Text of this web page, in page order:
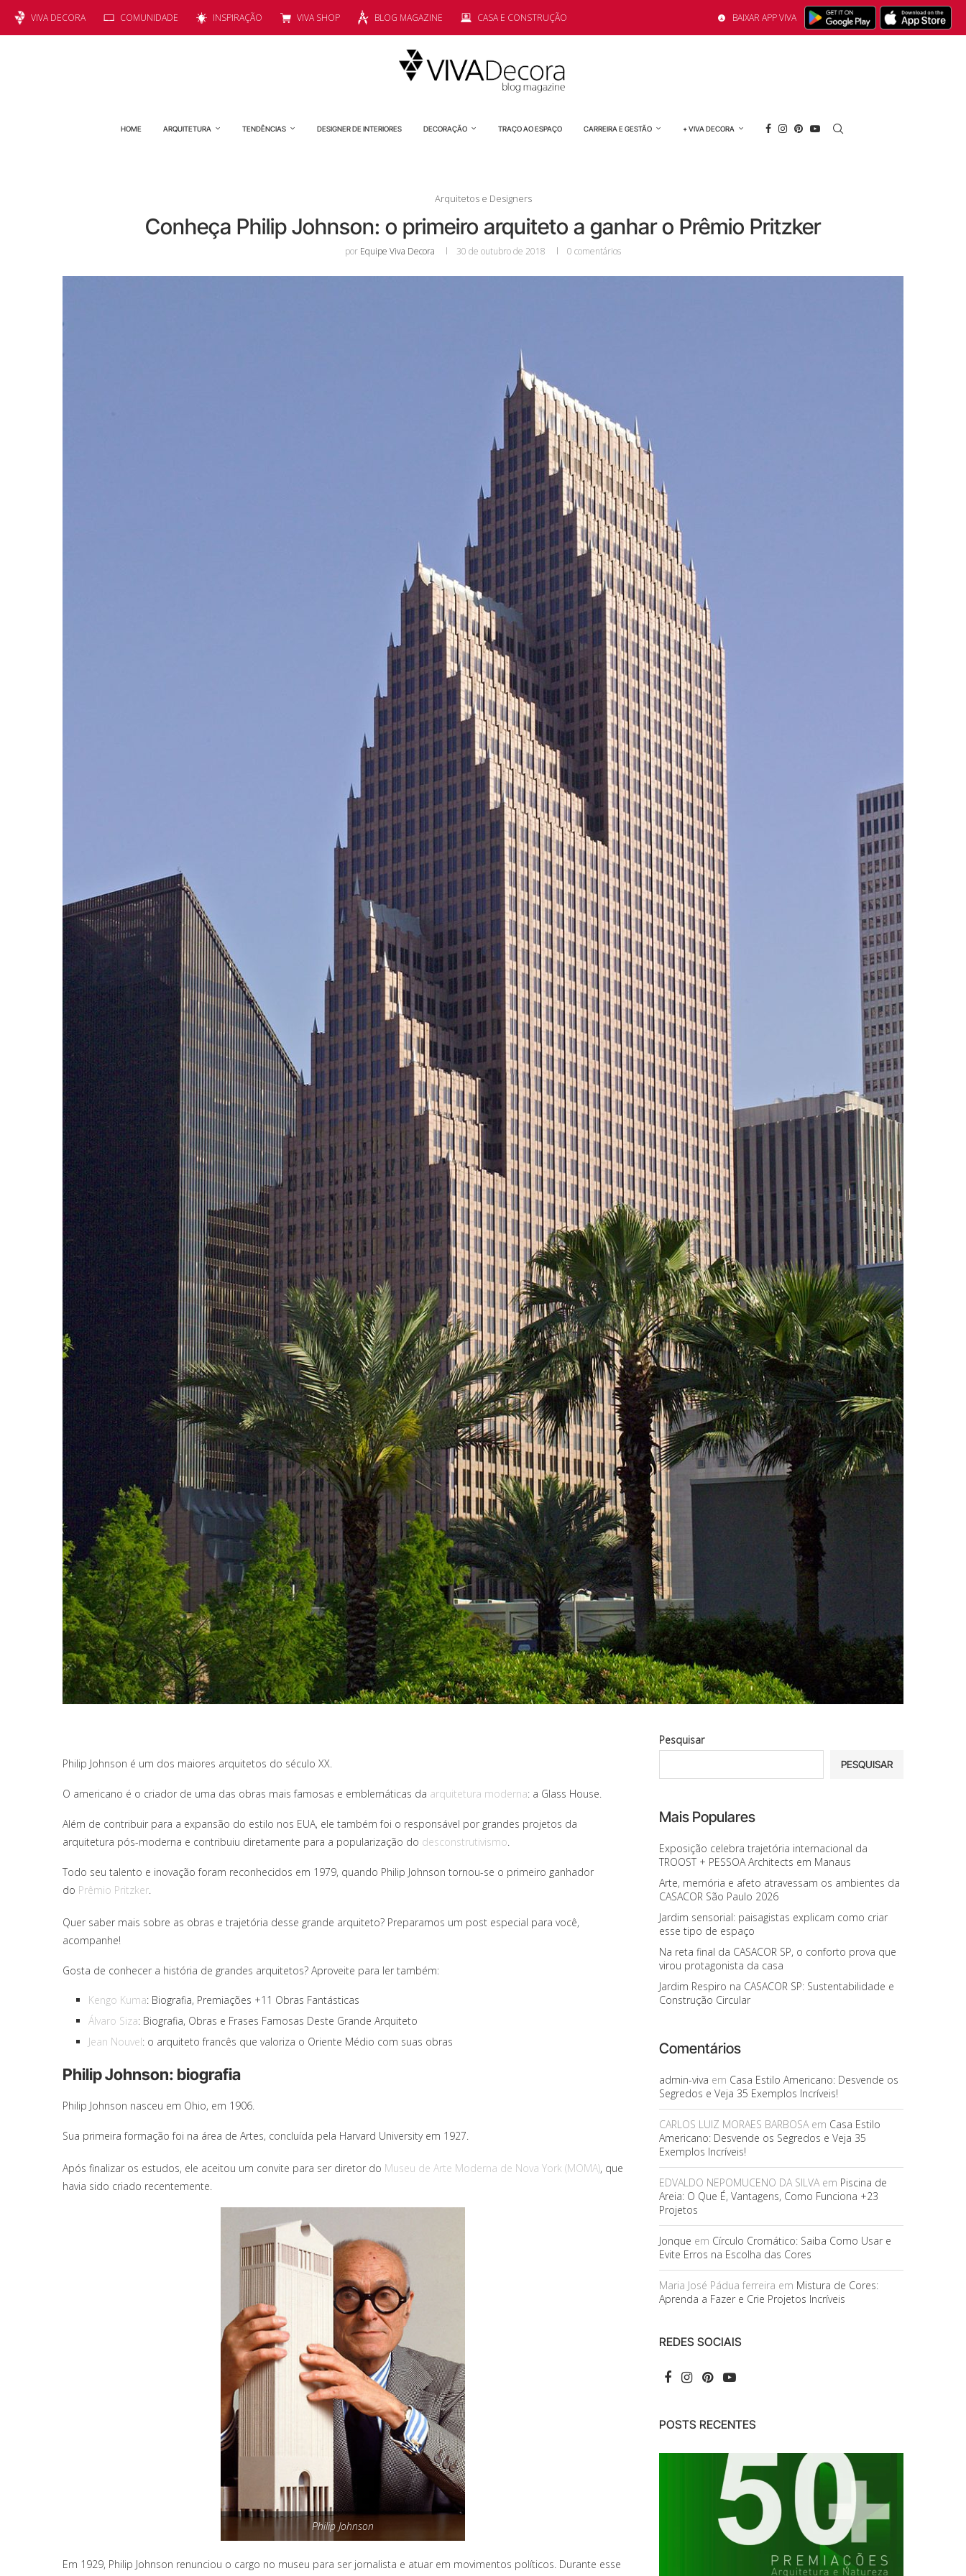
VIVA DECORA COMUNIDADE INSPIRAÇÃO VIVA SHOP BLOG MAGAZINE CASA E CONSTRUÇÃO BAIXAR APP VIVA
HOME ARQUITETURA TENDÊNCIAS DESIGNER DE INTERIORES DECORAÇÃO TRAÇO AO ESPAÇO CARREIRA E GESTÃO + VIVA DECORA
Arquitetos e Designers
Conheça Philip Johnson: o primeiro arquiteto a ganhar o Prêmio Pritzker
por Equipe Viva Decora 30 de outubro de 2018 0 comentários
Philip Johnson é um dos maiores arquitetos do século XX.
O americano é o criador de uma das obras mais famosas e emblemáticas da arquitetura moderna: a Glass House.
Além de contribuir para a expansão do estilo nos EUA, ele também foi o responsável por grandes projetos da
arquitetura pós-moderna e contribuiu diretamente para a popularização do desconstrutivismo.
Todo seu talento e inovação foram reconhecidos em 1979, quando Philip Johnson tornou-se o primeiro ganhador
do Prêmio Pritzker.
Quer saber mais sobre as obras e trajetória desse grande arquiteto? Preparamos um post especial para você,
acompanhe!
Gosta de conhecer a história de grandes arquitetos? Aproveite para ler também:
Kengo Kuma: Biografia, Premiações +11 Obras Fantásticas
Álvaro Siza: Biografia, Obras e Frases Famosas Deste Grande Arquiteto
Jean Nouvel: o arquiteto francês que valoriza o Oriente Médio com suas obras
Philip Johnson: biografia
Philip Johnson nasceu em Ohio, em 1906.
Sua primeira formação foi na área de Artes, concluída pela Harvard University em 1927.
Após finalizar os estudos, ele aceitou um convite para ser diretor do Museu de Arte Moderna de Nova York (MOMA), que
havia sido criado recentemente.
Philip Johnson
Em 1929, Philip Johnson renunciou o cargo no museu para ser jornalista e atuar em movimentos políticos. Durante esse
Pesquisar
PESQUISAR
Mais Populares
Exposição celebra trajetória internacional da
TROOST + PESSOA Architects em Manaus
Arte, memória e afeto atravessam os ambientes da
CASACOR São Paulo 2026
Jardim sensorial: paisagistas explicam como criar
esse tipo de espaço
Na reta final da CASACOR SP, o conforto prova que
virou protagonista da casa
Jardim Respiro na CASACOR SP: Sustentabilidade e
Construção Circular
Comentários
admin-viva em Casa Estilo Americano: Desvende os
Segredos e Veja 35 Exemplos Incríveis!
CARLOS LUIZ MORAES BARBOSAem Casa Estilo
Americano: Desvende os Segredos e Veja 35
Exemplos Incríveis!
EDVALDO NEPOMUCENO DA SILVAem Piscina de
Areia: O Que É, Vantagens, Como Funciona +23
Projetos
Jonque em Círculo Cromático: Saiba Como Usar e
Evite Erros na Escolha das Cores
Maria José Pádua ferreira em Mistura de Cores:
Aprenda a Fazer e Crie Projetos Incríveis
REDES SOCIAIS
POSTS RECENTES